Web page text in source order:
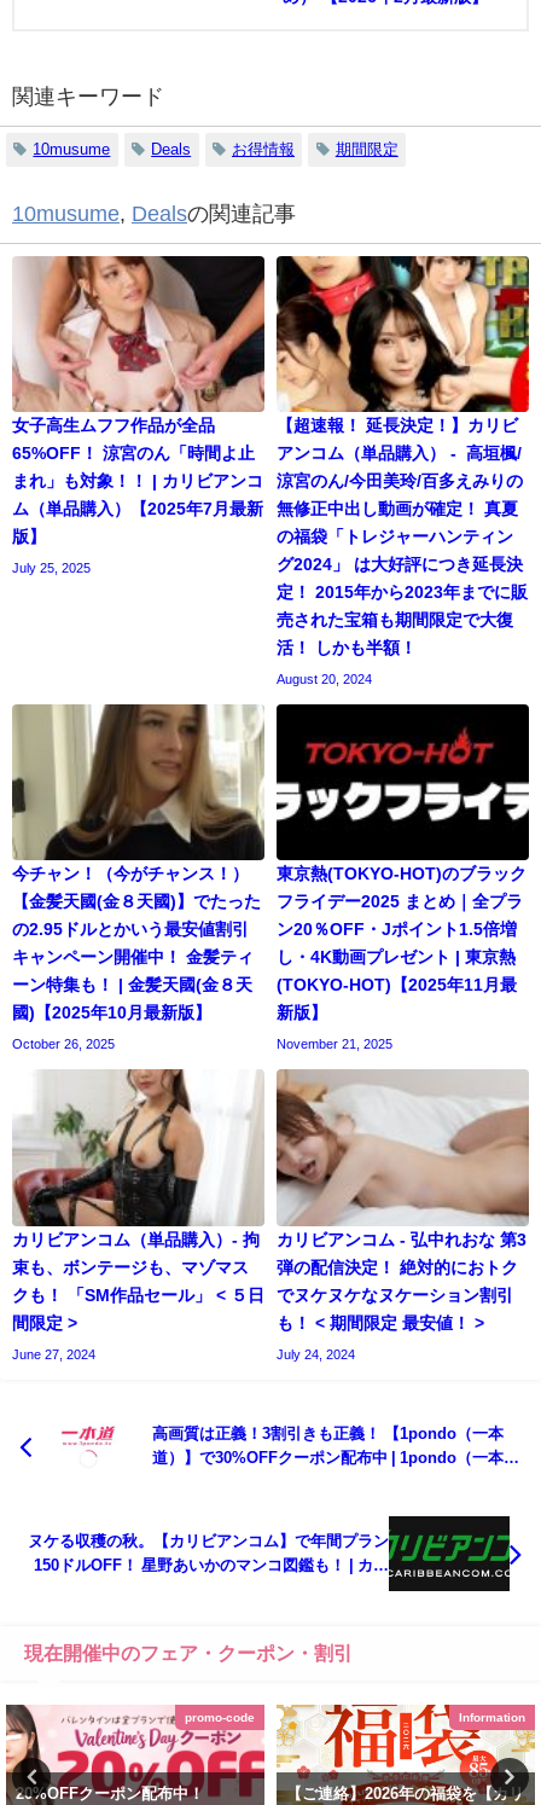
関連キーワード
10musume Deals お得情報 期間限定
10musume, Dealsの関連記事
女子高生ムフフ作品が全品
65%OFF！ 涼宮のん「時間よ止
まれ」も対象！！ | カリビアンコ
ム（単品購入）【2025年7月最新
版】
July 25, 2025
【超速報！ 延長決定！】カリビ
アンコム（単品購入） - 高垣楓/
涼宮のん/今田美玲/百多えみりの
無修正中出し動画が確定！ 真夏
の福袋「トレジャーハンティン
グ2024」 は大好評につき延長決
定！ 2015年から2023年までに販
売された宝箱も期間限定で大復
活！ しかも半額！
August 20, 2024
今チャン！（今がチャンス！）
【金髪天國(金８天國)】でたった
の2.95ドルとかいう最安値割引
キャンペーン開催中！ 金髪ティ
ーン特集も！ | 金髪天國(金８天
國)【2025年10月最新版】
October 26, 2025
東京熱(TOKYO-HOT)のブラック
フライデー2025 まとめ｜全プラ
ン20％OFF・Jポイント1.5倍増
し・4K動画プレゼント | 東京熱
(TOKYO-HOT)【2025年11月最
新版】
November 21, 2025
カリビアンコム（単品購入）- 拘
束も、ボンテージも、マゾマス
クも！ 「SM作品セール」 < ５日
間限定 >
June 27, 2024
カリビアンコム - 弘中れおな 第3
弾の配信決定！ 絶対的におトク
でヌケヌケなヌケーション割引
も！ < 期間限定 最安値！ >
July 24, 2024
高画質は正義！3割引きも正義！ 【1pondo（一本
道）】で30%OFFクーポン配布中 | 1pondo（一本
ヌケる収穫の秋。【カリビアンコム】で年間プラン
150ドルOFF！ 星野あいかのマンコ図鑑も！ | カリ
現在開催中のフェア・クーポン・割引
promo-code
20%OFFクーポン配布中！
Information
【ご連絡】2026年の福袋を【カリ